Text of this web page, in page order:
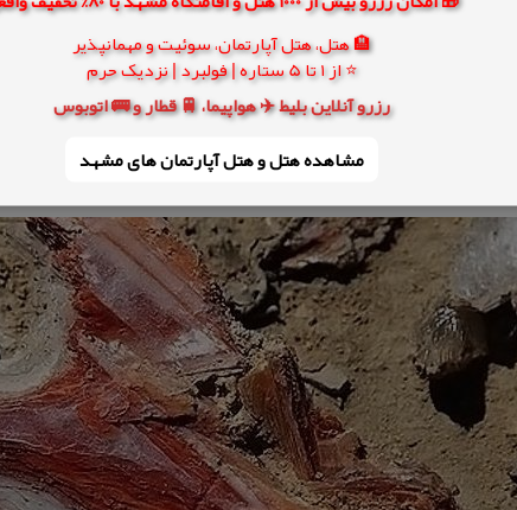
🏨 هتل، هتل آپارتمان، سوئیت و مهمانپذیر
⭐ از 1 تا 5 ستاره | فولبرد | نزدیک حرم
رزرو آنلاین بلیط ✈️ هواپیما، 🚆 قطار و 🚌 اتوبوس
مشاهده هتل و هتل‌ آپارتمان های مشهد